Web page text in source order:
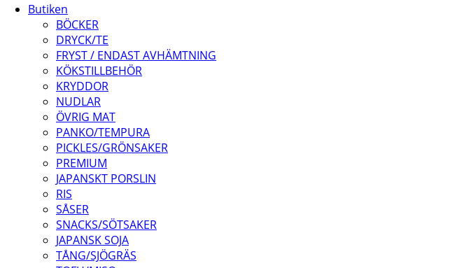
Butiken
BÖCKER
DRYCK/TE
FRYST / ENDAST AVHÄMTNING
KÖKSTILLBEHÖR
KRYDDOR
NUDLAR
ÖVRIG MAT
PANKO/TEMPURA
PICKLES/GRÖNSAKER
PREMIUM
JAPANSKT PORSLIN
RIS
SÅSER
SNACKS/SÖTSAKER
JAPANSK SOJA
TÅNG/SJÖGRÄS